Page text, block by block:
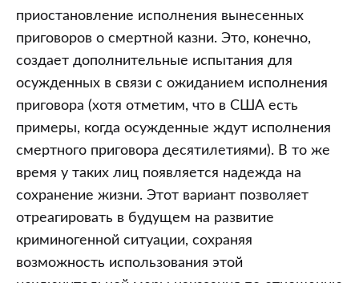
приостановление исполнения вынесенных
приговоров о смертной казни. Это, конечно,
создает дополнительные испытания для
осужденных в связи с ожиданием исполнения
приговора (хотя отметим, что в США есть
примеры, когда осужденные ждут исполнения
смертного приговора десятилетиями). В то же
время у таких лиц появляется надежда на
сохранение жизни. Этот вариант позволяет
отреагировать в будущем на развитие
криминогенной ситуации, сохраняя
возможность использования этой